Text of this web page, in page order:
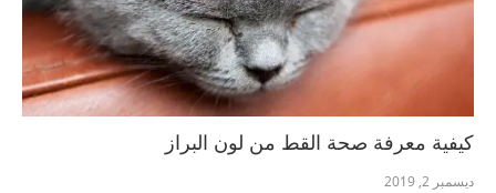
كيفية معرفة صحة القط من لون البراز
ديسمبر 2, 2019